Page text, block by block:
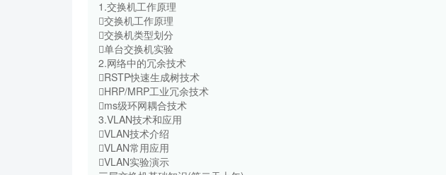
1.交换机工作原理
交换机工作原理
交换机类型划分
单台交换机实验
2.网络中的冗余技术
RSTP快速生成树技术
HRP/MRP工业冗余技术
ms级环网耦合技术
3.VLAN技术和应用
VLAN技术介绍
VLAN常用应用
VLAN实验演示